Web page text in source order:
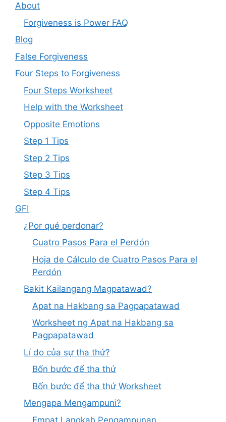
About
Forgiveness is Power FAQ
Blog
False Forgiveness
Four Steps to Forgiveness
Four Steps Worksheet
Help with the Worksheet
Opposite Emotions
Step 1 Tips
Step 2 Tips
Step 3 Tips
Step 4 Tips
GFI
¿Por qué perdonar?
Cuatro Pasos Para el Perdón
Hoja de Cálculo de Cuatro Pasos Para el
Perdón
Bakit Kailangang Magpatawad?
Apat na Hakbang sa Pagpapatawad
Worksheet ng Apat na Hakbang sa
Pagpapatawad
Lí do của sự tha thứ?
Bốn bước để tha thứ
Bốn bước để tha thứ Worksheet
Mengapa Mengampuni?
Empat Langkah Pengampunan